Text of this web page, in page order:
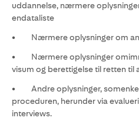
uddannelse, nærmere
endataliste
• Nærmere oplysninger om
• Nærmere oplysninger
visum og berettigelse til retten til
• Andre oplysninger,
proceduren, herunder via
interviews.